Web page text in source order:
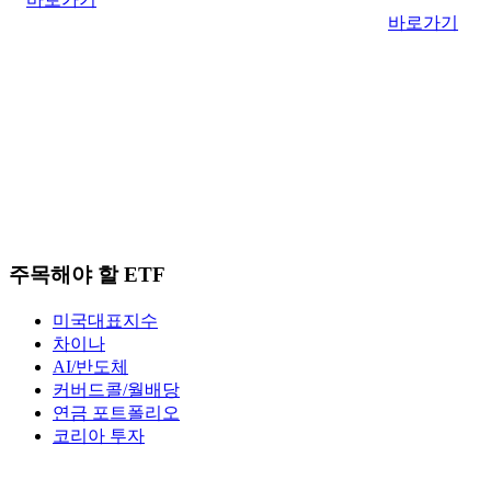
바로가기
주목해야 할 ETF
미국대표지수
차이나
AI/반도체
커버드콜/월배당
연금 포트폴리오
코리아 투자